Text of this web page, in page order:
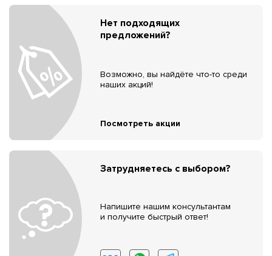
Нет подходящих
предложений?
Возможно, вы найдёте что-то среди
наших акций!
Посмотреть акции
Затрудняетесь с выбором?
Напишите нашим консультантам
и получите быстрый ответ!